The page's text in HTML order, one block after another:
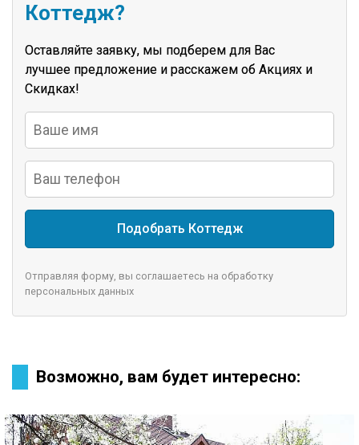
Коттедж?
Оставляйте заявку, мы подберем для Вас
лучшее предложение и расскажем об Акциях и
Скидках!
Подобрать Коттедж
Отправляя форму, вы соглашаетесь на обработку
персональных данных
Возможно, вам будет интересно: